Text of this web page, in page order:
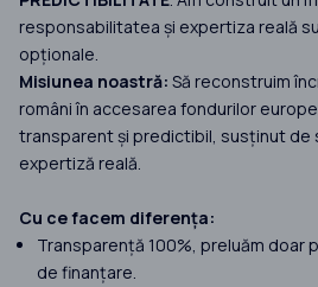
responsabilitatea și expertiza reală
opționale.
Misiunea noastră: Să reconstruim
români în accesarea fondurilor
transparent și predictibil, susținut de
expertiză reală.
Cu ce facem diferența:
Transparență 100%, preluăm doar
de finanțare.